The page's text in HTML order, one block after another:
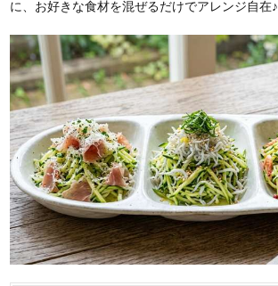
に、お好きな食材を混ぜるだけでアレンジ自在♪